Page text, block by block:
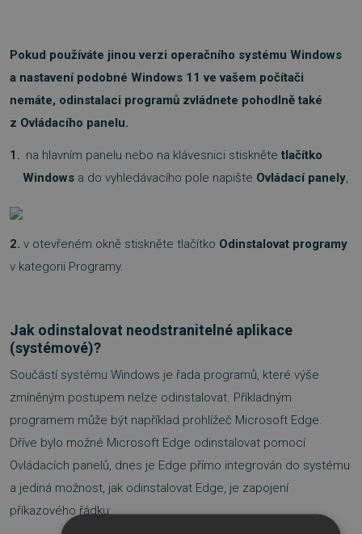
Pokud používáte jinou verzi operačního systému Windows
a nastavení podobné Windows 11 ve vašem počítači
nemáte, odinstalaci programů zvládnete pohodlně také
z Ovládacího panelu.
na hlavním panelu nebo na klávesnici stiskněte tlačítko
Windows a do vyhledávacího pole napište Ovládací panely
2. v otevřeném okně stiskněte tlačítko Odinstalovat programy
v kategorii Programy.
Jak odinstalovat neodstranitelné aplikace
(systémové)?
Součástí systému Windows je řada programů, které výše
zmíněným postupem nelze odinstalovat. Příkladným
programem může být například prohlížeč Microsoft Edge.
Dříve bylo možné Microsoft Edge odinstalovat pomocí
Ovládacích panelů, dnes je Edge přímo integrován do systému
a jediná možnost, jak odinstalovat Edge, je zapojení
příkazového řádku: